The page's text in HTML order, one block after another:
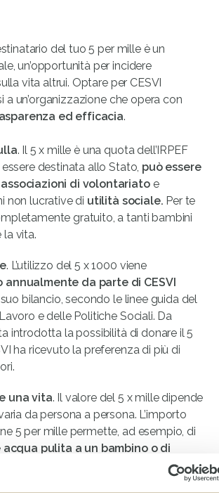
del tuo 5 per mille è un
un’opportunità per incidere
vita altrui. Optare per CESVI
a un’organizzazione che opera con
ed efficacia.
. Il 5 x mille è una quota dell’IRPEF
destinata allo Stato, può essere
di volontariatoe
non lucrative di utilità sociale. Per te
gratuito, a tanti bambini
la vita.
. L’utilizzo del 5 x 1000 viene
da parte di CESVI
suo bilancio, secondo le linee guida del
e delle Politiche Sociali. Da
introdotta la possibilità di donare il 5
ha ricevuto la preferenza di più di
una vita. Il valore del 5 x mille dipende
da persona a persona. L’importo
5 per mille permette, ad esempio, di
pulita a un bambino o di
attraverso